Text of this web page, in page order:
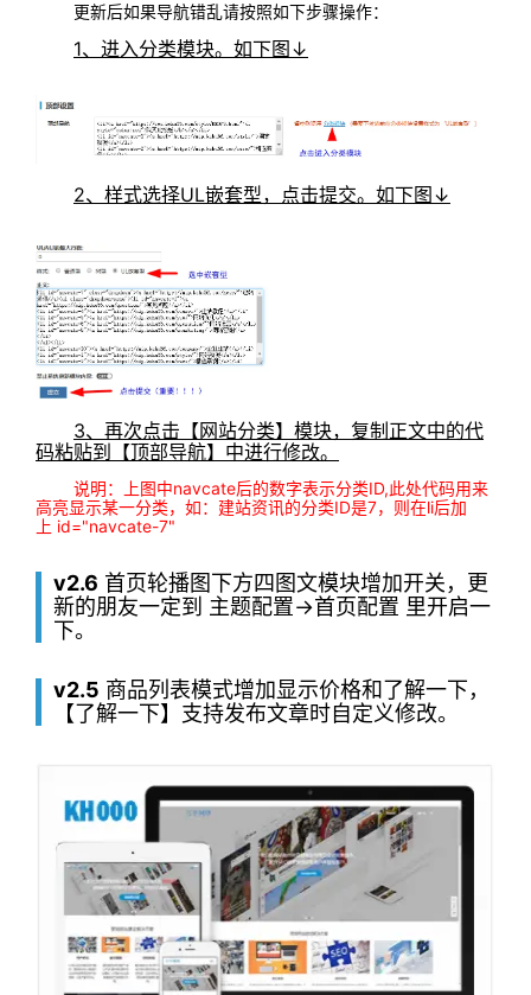
更新后如果导航错乱请按照如下步骤操作：
1、进入分类模块。如下图↓
2、样式选择UL嵌套型，点击提交。如下图↓
3、再次点击【网站分类】模块，复制正文中的代
码粘贴到【顶部导航】中进行修改。
说明：上图中navcate后的数字表示分类ID,此处代码用来
高亮显示某一分类，如：建站资讯的分类ID是7，则在li后加
上 id="navcate-7"
v2.6 首页轮播图下方四图文模块增加开关，更
新的朋友一定到 主题配置->首页配置 里开启一
下。
v2.5 商品列表模式增加显示价格和了解一下，
【了解一下】支持发布文章时自定义修改。